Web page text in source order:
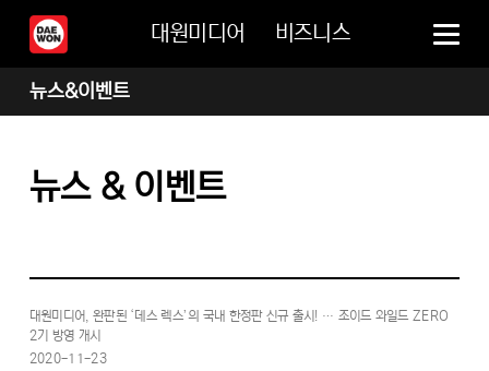
대원미디어 비즈니스
뉴스&이벤트
뉴스 & 이벤트
대원미디어, 완판된 ‘데스 렉스’의 국내 한정판 신규 출시! … 조이드 와일드 ZERO
2기 방영 개시
2020-11-23